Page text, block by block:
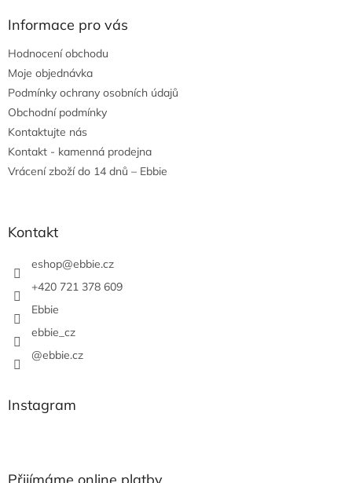
Informace pro vás
Hodnocení obchodu
Moje objednávka
Podmínky ochrany osobních údajů
Obchodní podmínky
Kontaktujte nás
Kontakt - kamenná prodejna
Vrácení zboží do 14 dnů – Ebbie
Kontakt
eshop@ebbie.cz
+420 721 378 609
Ebbie
ebbie_cz
@ebbie.cz
Instagram